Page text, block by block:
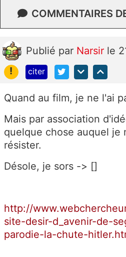
COMMENTAIRES
Publié par Narsir le
!
citer
Quand au film, je ne l'ai
Mais par association
quelque chose auquel je
résister.
Désole, je sors -> []
http://
site-desir-d_avenir-de-
parodie-la-chute-